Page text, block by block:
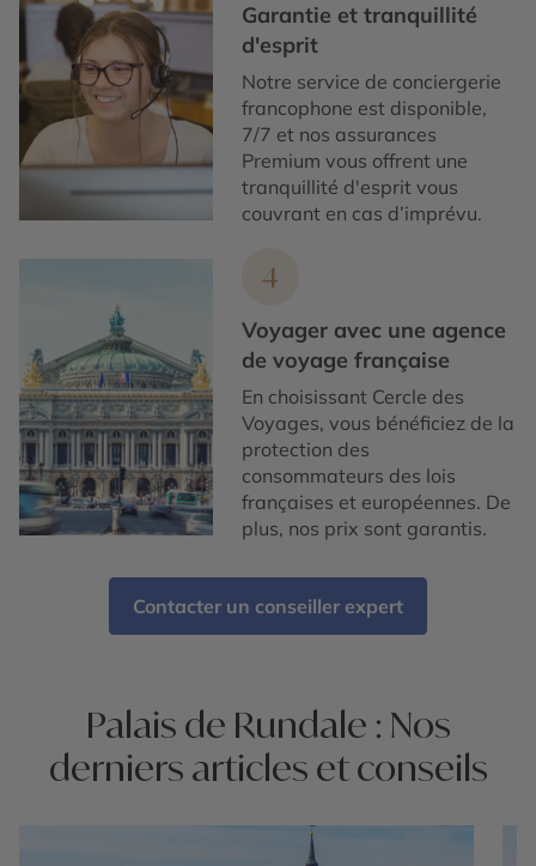
Garantie et tranquillité
d'esprit
Notre service de conciergerie
francophone est disponible,
7/7 et nos assurances
Premium vous offrent une
tranquillité d'esprit vous
couvrant en cas d’imprévu.
4
Voyager avec une agence
de voyage française
En choisissant Cercle des
Voyages, vous bénéficiez de la
protection des
consommateurs des lois
françaises et européennes. De
plus, nos prix sont garantis.
Contacter un conseiller expert
Palais de Rundale : Nos
derniers articles et conseils